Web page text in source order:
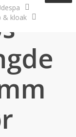
& kloak